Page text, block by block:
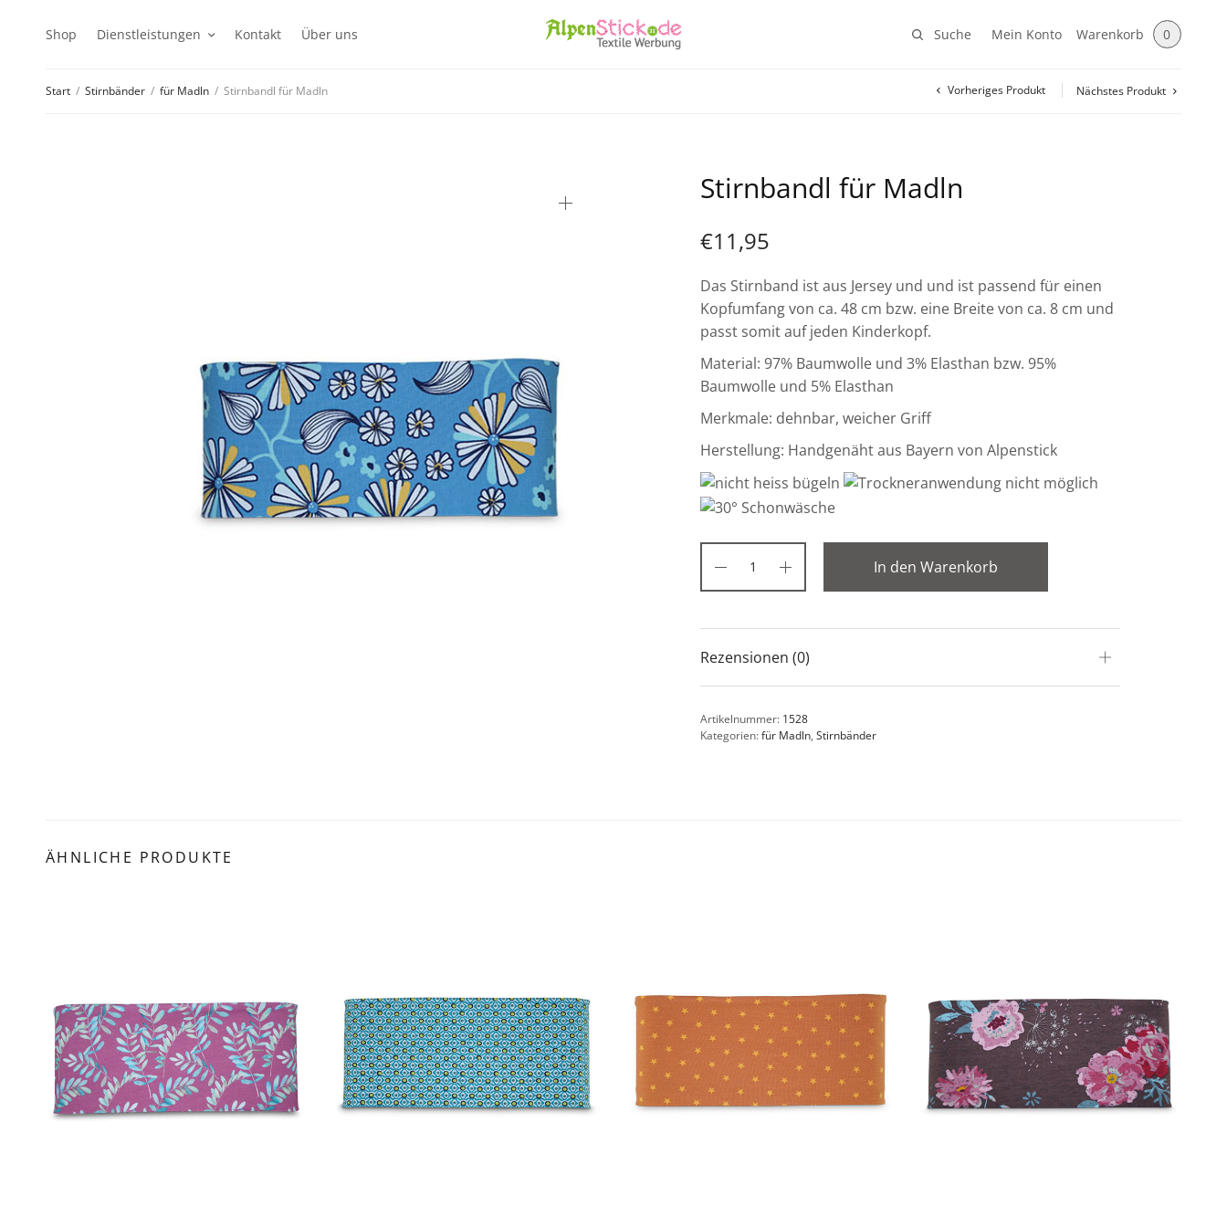
Shop Dienstleistungen Kontakt Über uns Suche Mein Konto Warenkorb 0
Start / Stirnbänder / für Madln / Stirnbandl für Madln Vorheriges Produkt Nächstes Produkt
Stirnbandl für Madln
€11,95
Das Stirnband ist aus Jersey und und ist passend für einen
Kopfumfang von ca. 48 cm bzw. eine Breite von ca. 8 cm und
passt somit auf jeden Kinderkopf.
Material: 97% Baumwolle und 3% Elasthan bzw. 95%
Baumwolle und 5% Elasthan
Merkmale: dehnbar, weicher Griff
Herstellung: Handgenäht aus Bayern von Alpenstick
In den Warenkorb
Rezensionen (0)
Artikelnummer: 1528
Kategorien:für Madln, Stirnbänder
ÄHNLICHE PRODUKTE